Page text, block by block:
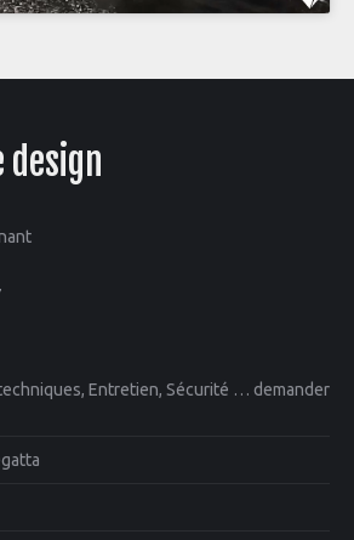
design
Entretien, Sécurité … demander